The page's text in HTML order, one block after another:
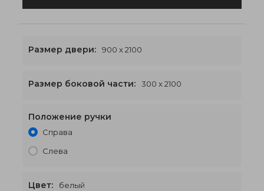
1500 x 2100€578
Размер двери: 900 x 2100
Размер боковой части: 300 x 2100
Положение ручки
Справа
Слева
Цвет: белый